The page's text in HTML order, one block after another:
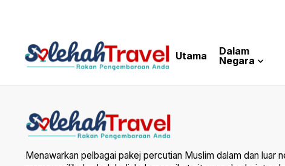
Utama
Dalam
Negara
Menawarkan pelbagai pakej percutian Muslim dalam dan luar